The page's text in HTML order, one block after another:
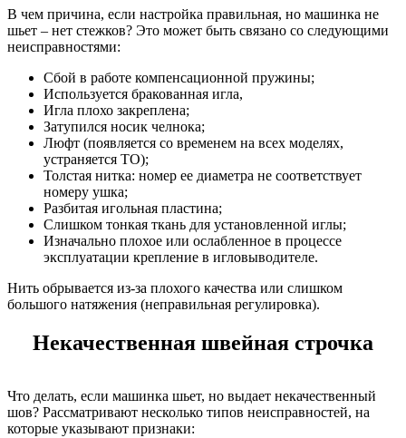
В чем причина, если настройка правильная, но машинка не
шьет – нет стежков? Это может быть связано со следующими
неисправностями:
Сбой в работе компенсационной пружины;
Используется бракованная игла,
Игла плохо закреплена;
Затупился носик челнока;
Люфт (появляется со временем на всех моделях,
устраняется ТО);
Толстая нитка: номер ее диаметра не соответствует
номеру ушка;
Разбитая игольная пластина;
Слишком тонкая ткань для установленной иглы;
Изначально плохое или ослабленное в процессе
эксплуатации крепление в игловыводителе.
Нить обрывается из-за плохого качества или слишком
большого натяжения (неправильная регулировка).
Некачественная швейная строчка
Что делать, если машинка шьет, но выдает некачественный
шов? Рассматривают несколько типов неисправностей, на
которые указывают признаки: